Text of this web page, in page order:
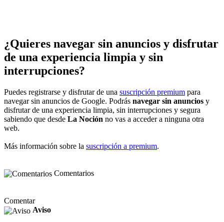
¿Quieres navegar sin anuncios y disfrutar
de una experiencia limpia y sin
interrupciones?
Puedes registrarse y disfrutar de una suscripción premium para
navegar sin anuncios de Google. Podrás navegar sin anuncios y
disfrutar de una experiencia limpia, sin interrupciones y segura
sabiendo que desde La Noción no vas a acceder a ninguna otra
web.
Más información sobre la suscripción a premium.
Comentarios
Comentar
Aviso